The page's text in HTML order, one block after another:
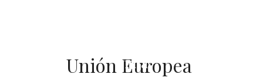
India
Unión Europea